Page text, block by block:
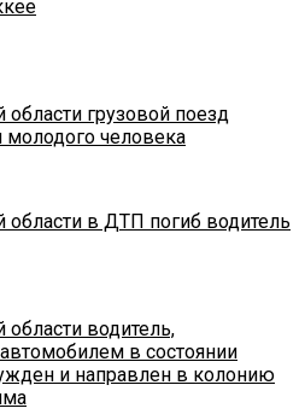
области грузовой поезд
молодого человека
области в ДТП погиб водитель
области водитель,
в состоянии
и направлен в колонию